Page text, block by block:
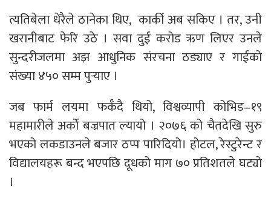
त्यतिबेला धेरैले ठानेका थिए, कार्की अब सकिए । तर, उनी
खरानीबाट फेरि उठे । सवा दुई करोड ऋण लिएर उनले
सुन्दरीजलमा अझ आधुनिक संरचना ठड्याए र गाईको
संख्या ४५० सम्म पुर्‍याए ।
जब फार्म लयमा फर्कँदै थियो, विश्वव्यापी कोभिड–१९
महामारीले अर्को बज्रपात ल्यायो । २०७६ को चैतदेखि सुरु
भएको लकडाउनले बजार ठप्प पारिदियो। होटल, रेस्टुरेन्ट र
विद्यालयहरू बन्द भएपछि दूधको माग ७० प्रतिशतले घट्यो
।